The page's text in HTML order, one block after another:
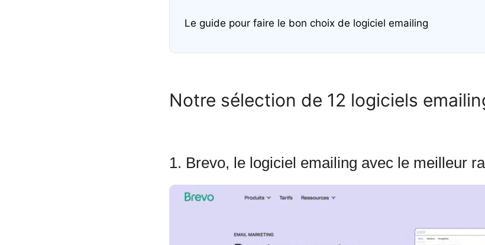
Le guide pour faire le bon choix de logiciel emailing
Notre sélection de 12 logiciels
1. Brevo, le logiciel emailing avec le meilleur